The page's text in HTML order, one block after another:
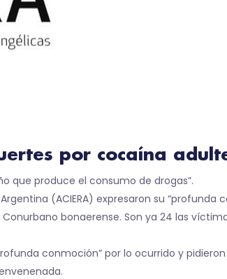
por cocaína
que produce el consumo de drogas”.
(ACIERA) expresaron su
bonaerense. Son ya 24 las
conmoción” por lo ocurrido y